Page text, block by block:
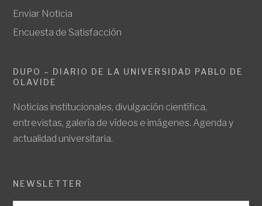
Enviar Noticia
Encuesta de Satisfacción
DUPO – DIARIO DE LA UNIVERSIDAD PABLO DE
OLAVIDE
Noticias institucionales, divulgación científica,
entrevistas, galería de vídeos e imágenes. Agenda y
actualidad universitaria.
NEWSLETTER